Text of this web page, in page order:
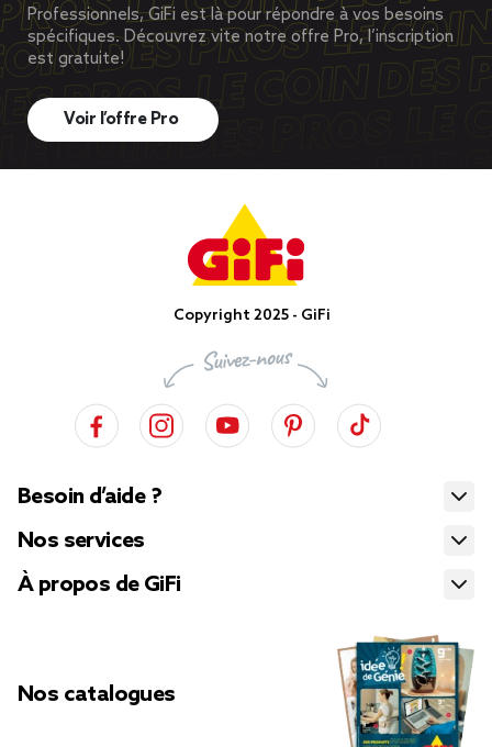
Professionnels, GiFi est là pour répondre à vos besoins
spécifiques. Découvrez vite notre offre Pro, l’inscription
est gratuite!
Voir l’offre Pro
Copyright 2025 - GiFi
Besoin d’aide ?
Nos services
À propos de GiFi
Nos catalogues